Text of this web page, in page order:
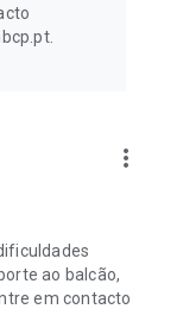
more_vert
ao balcão,
em contacto